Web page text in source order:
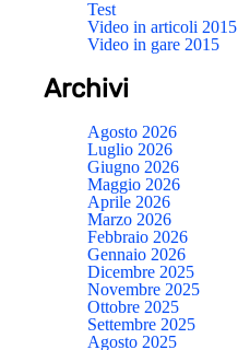
Test
Video in articoli 2015
Video in gare 2015
Archivi
Agosto 2026
Luglio 2026
Giugno 2026
Maggio 2026
Aprile 2026
Marzo 2026
Febbraio 2026
Gennaio 2026
Dicembre 2025
Novembre 2025
Ottobre 2025
Settembre 2025
Agosto 2025